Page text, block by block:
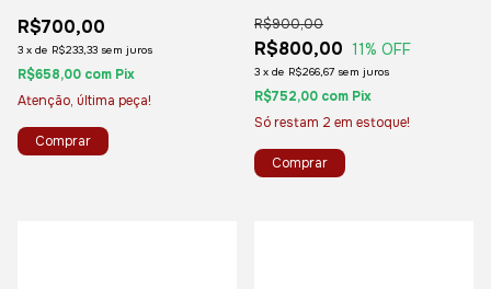
R$700,00
3 x de R$233,33 sem juros
R$658,00 com Pix
Atenção, última peça!
R$800,00
R$900,00
11% OFF
3 x de R$266,67 sem juros
R$752,00 com Pix
Só restam 2 em estoque!